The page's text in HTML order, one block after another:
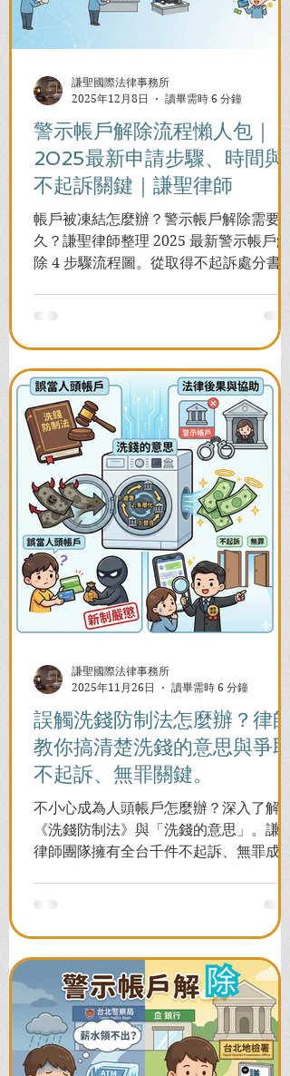
警示帳戶解除流程懶人包｜
2025最新申請步驟、時間與
不起訴關鍵｜謙聖律師
帳戶被凍結怎麼辦？警示帳戶解除需要多
久？謙聖律師整理 2025 最新警示帳戶解
除 4 步驟流程圖。從取得不起訴處分書到
謙聖國際法律事務所
2025年12月8日
讀畢需時 6 分鐘
誤觸洗錢防制法怎麼辦？律師
教你搞清楚洗錢的意思與爭取
不起訴、無罪關鍵。
不小心成為人頭帳戶怎麼辦？深入了解
《洗錢防制法》與「洗錢的意思」。謙聖
律師團隊擁有全台千件不起訴、無罪成功
謙聖國際法律事務所
2025年11月26日
讀畢需時 6 分鐘